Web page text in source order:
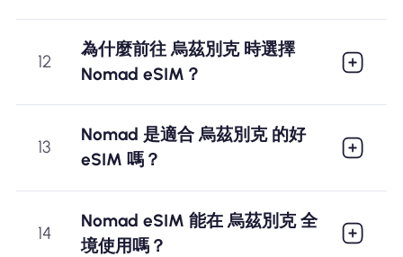
12
為什麼前往 烏茲別克 時選擇
Nomad eSIM？
13
Nomad 是適合 烏茲別克 的好
eSIM 嗎？
14
Nomad eSIM 能在 烏茲別克 全
境使用嗎？